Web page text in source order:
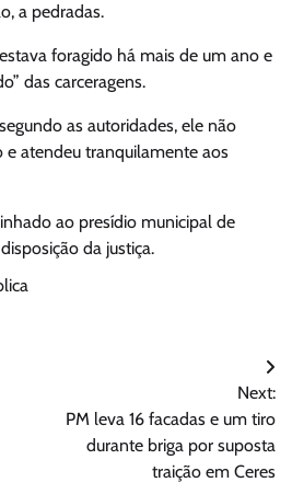
a pedradas.
foragido há mais de um ano e
das carceragens.
as autoridades, ele não
e atendeu tranquilamente aos
ao presídio municipal de
da justiça.
Next:
PM leva 16 facadas e um tiro
durante briga por suposta
traição em Ceres